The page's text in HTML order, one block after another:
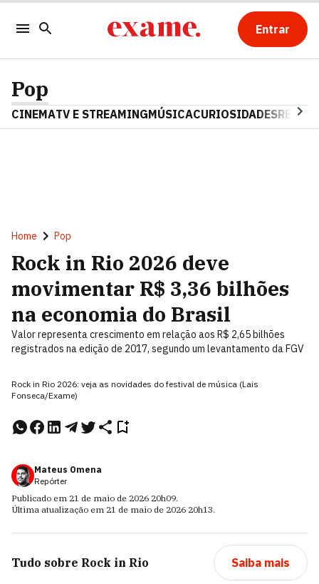
Entrar
Pop
CINEMATV E STREAMINGMÚSICACURIOSIDADES
Home Pop
Rock in Rio 2026 deve
movimentar R$ 3,36 bilhões
na economia do Brasil
Valor representa crescimento em relação aos R$ 2,65 bilhões
registrados na edição de 2017, segundo um levantamento da FGV
Rock in Rio 2026: veja as novidades do festival de música (Lais
Fonseca/Exame)
Mateus Omena
Repórter
Publicado em 21 de maio de 2026 20h09.
Última atualização em 21 de maio de 2026 20h13.
Tudo sobre Rock in Rio Saiba mais